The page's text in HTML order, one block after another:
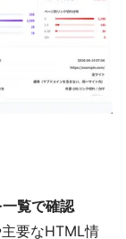
覧で確認
要なHTML情